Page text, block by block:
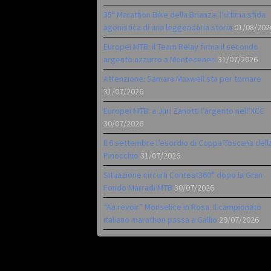
35ª Marathon Bike della Brianza: l’ultima sfida
agonistica di una leggendaria storia 01/08/
Europei MTB: il Team Relay firma il secondo
argento azzurro a Monteceneri 31/07/2026
Attenzione: Samara Maxwell sta per tornare
31/07/2026
Europei MTB: a Juri Zanotti l’argento nell’XCC
30/07/2026
Il 6 settembre l’esordio di Coppa Toscana
Pinocchio 31/07/2026
Situazione circuiti Contest360° dopo la Gran
Fondo Marradi MTB 30/07/2026
“Au revoir” Monselice in Rosa. Il campionato
italiano marathon passa a Gallio 29/07/2026